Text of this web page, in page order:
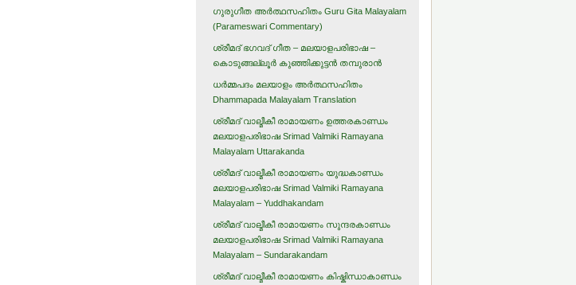
ഗുരുഗീത അര്‍ത്ഥസഹിതം Guru Gita Malayalam
(Parameswari Commentary)
ശ്രീമദ് ഭഗവദ് ഗീത – മലയാളപരിഭാഷ –
കൊടുങ്ങല്ലൂര്‍ കുഞ്ഞിക്കുട്ടന്‍ തമ്പുരാന്‍
ധര്‍മ്മപദം മലയാളം അര്‍ത്ഥസഹിതം
Dhammapada Malayalam Translation
ശ്രീമദ് വാല്മീകീ രാമായണം ഉത്തരകാണ്ഡം
മലയാളപരിഭാഷ Srimad Valmiki Ramayana
Malayalam Uttarakanda
ശ്രീമദ് വാല്മീകീ രാമായണം യുദ്ധകാണ്ഡം
മലയാളപരിഭാഷ Srimad Valmiki Ramayana
Malayalam – Yuddhakandam
ശ്രീമദ് വാല്മീകീ രാമായണം സുന്ദരകാണ്ഡം
മലയാളപരിഭാഷ Srimad Valmiki Ramayana
Malayalam – Sundarakandam
ശ്രീമദ് വാല്മീകീ രാമായണം കിഷ്കിന്ധാകാണ്ഡം